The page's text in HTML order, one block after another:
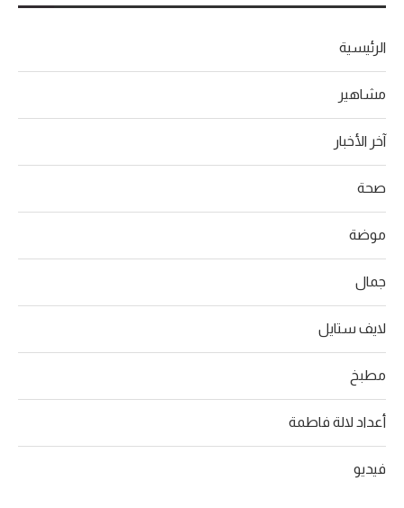
الرئيسية
مشاهير
آخر الأخبار
صحة
موضة
جمال
لايف ستايل
مطبخ
أعداد لالة فاطمة
فيديو